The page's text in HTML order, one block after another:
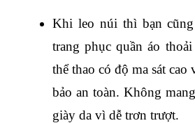
Khi leo núi thì bạn
trang phục quần áo
thể thao có độ ma sát cao
bảo an toàn. Không
giày da vì dễ trơn trượt.